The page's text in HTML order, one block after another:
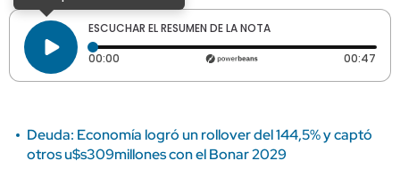
ESCUCHAR EL RESUMEN DE LA NOTA
00:00 Tiempo transcurrido: 0 segundos 00:47
Deuda: Economía logró un rollover del 144,5% y captó
otros u$s309millones con el Bonar 2029